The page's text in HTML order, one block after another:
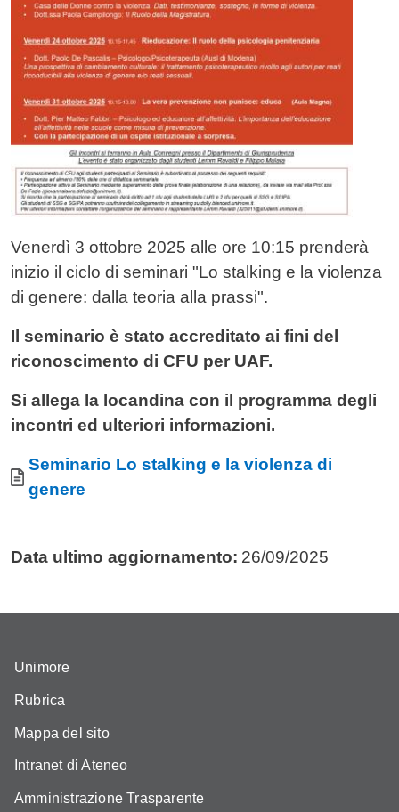
Venerdì 3 ottobre 2025 alle ore 10:15 prenderà
inizio il ciclo di seminari "Lo stalking e la violenza
di genere: dalla teoria alla prassi".
Il seminario è stato accreditato ai fini del
riconoscimento di CFU per UAF.
Si allega la locandina con il programma degli
incontri ed ulteriori informazioni.
Allegati
Documento
Seminario Lo stalking e la violenza di
genere
Data ultimo aggiornamento: 26/09/2025
Unimore
Rubrica
Mappa del sito
Intranet di Ateneo
Amministrazione Trasparente